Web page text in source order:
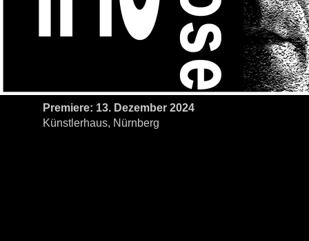
Premiere: 13. Dezember 2024
Künstlerhaus, Nürnberg